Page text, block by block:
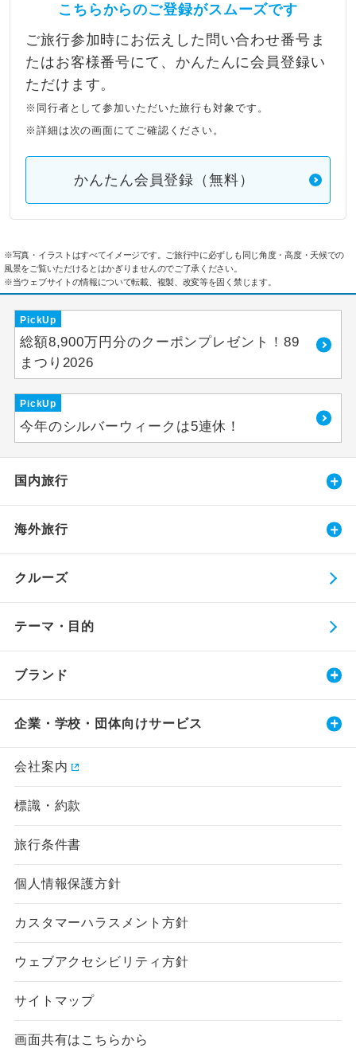
こちらからのご登録がスムーズです
ご旅行参加時にお伝えした問い合わせ番号ま
たはお客様番号にて、かんたんに会員登録い
ただけます。
※同行者として参加いただいた旅行も対象です。
※詳細は次の画面にてご確認ください。
かんたん会員登録（無料）
※写真・イラストはすべてイメージです。ご旅行中に必ずしも同じ角度・高度・天候での
風景をご覧いただけるとはかぎりませんのでご了承ください。
※当ウェブサイトの情報について転載、複製、改変等を固く禁じます。
PickUp
総額8,900万円分のクーポンプレゼント！89
まつり2026
PickUp
今年のシルバーウィークは5連休！
国内旅行
海外旅行
クルーズ
テーマ・目的
ブランド
企業・学校・団体向けサービス
会社案内
標識・約款
旅行条件書
個人情報保護方針
カスタマーハラスメント方針
ウェブアクセシビリティ方針
サイトマップ
画面共有はこちらから